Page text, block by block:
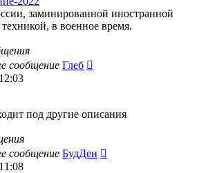
заминированной иностранной
в военное время.
сообщение Глеб
под другие описания
сообщение БудДен